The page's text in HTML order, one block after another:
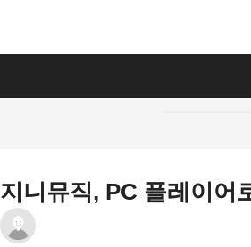
지니뮤직, PC 플레이어